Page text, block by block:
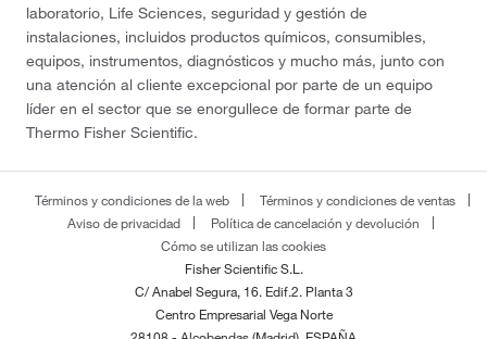
laboratorio, Life Sciences, seguridad y gestión de
instalaciones, incluidos productos químicos, consumibles,
equipos, instrumentos, diagnósticos y mucho más, junto con
una atención al cliente excepcional por parte de un equipo
líder en el sector que se enorgullece de formar parte de
Thermo Fisher Scientific.
Términos y condiciones de la web
Términos y condiciones de ventas
Aviso de privacidad
Política de cancelación y devolución
Cómo se utilizan las cookies
Fisher Scientific S.L.
C/ Anabel Segura, 16. Edif.2. Planta 3
Centro Empresarial Vega Norte